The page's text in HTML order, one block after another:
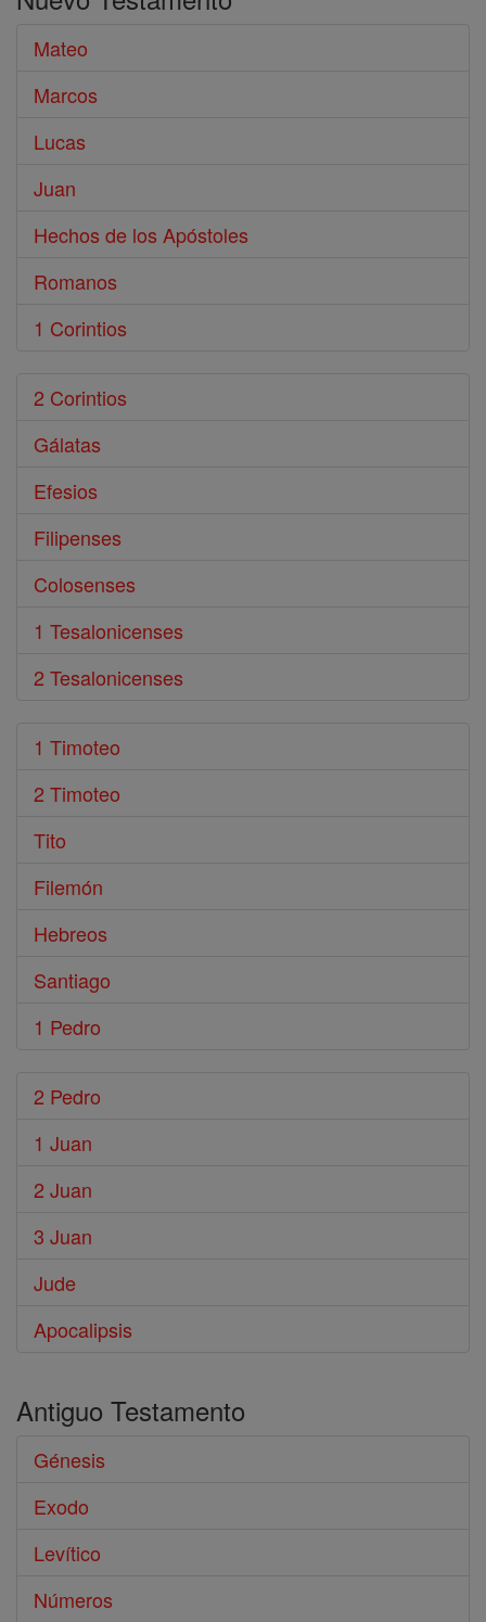
Biblia
Mateo
Marcos
Lucas
Juan
Hechos de los Apóstoles
Romanos
1 Corintios
2 Corintios
Gálatas
Efesios
Filipenses
Colosenses
1 Tesalonicenses
2 Tesalonicenses
1 Timoteo
2 Timoteo
Tito
Filemón
Hebreos
Santiago
1 Pedro
2 Pedro
1 Juan
2 Juan
3 Juan
Jude
Apocalipsis
Antiguo Testamento
Génesis
Exodo
Levítico
Números